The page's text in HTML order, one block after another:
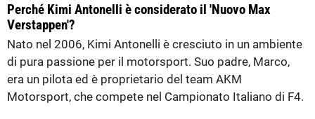
Perché Kimi Antonelli è considerato il 'Nuovo Max
Verstappen'?
Nato nel 2006, Kimi Antonelli è cresciuto in un ambiente
di pura passione per il motorsport. Suo padre, Marco,
era un pilota ed è proprietario del team AKM
Motorsport, che compete nel Campionato Italiano di F4.